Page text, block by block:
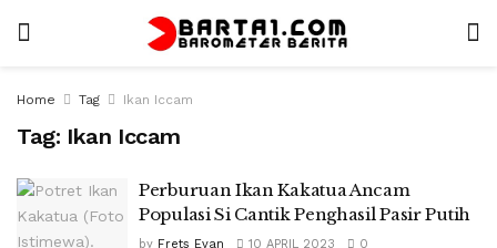
Home Tag Ikan Iccam
Tag: Ikan Iccam
Perburuan Ikan Kakatua Ancam
Populasi Si Cantik Penghasil Pasir Putih
by Frets Evan 10 APRIL 2023 0